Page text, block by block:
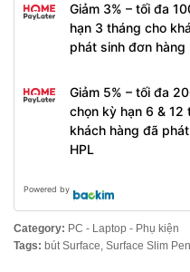
Giảm 3% – tối đa
hạn 3 tháng cho
phát sinh đơn hàng
Giảm 5% – tối đa
chọn kỳ hạn 6 & 12
khách hàng đã
HPL
Powered by
Category: PC - Laptop - Phụ kiện
Tags: bút Surface, Surface Slim